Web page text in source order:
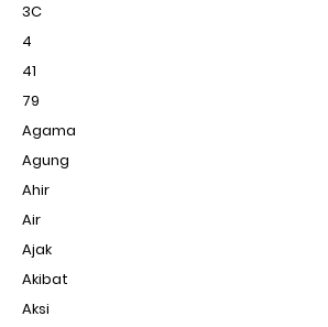
3C
4
41
79
Agama
Agung
Ahir
Air
Ajak
Akibat
Aksi